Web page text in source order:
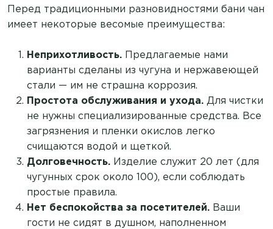
Перед традиционными разновидностями бани чан
имеет некоторые весомые преимущества:
Неприхотливость. Предлагаемые нами
варианты сделаны из чугуна и нержавеющей
стали — им не страшна коррозия.
Простота обслуживания и ухода. Для чистки
не нужны специализированные средства. Все
загрязнения и пленки окислов легко
счищаются водой и щеткой.
Долговечность. Изделие служит 20 лет (для
чугунных срок около 100), если соблюдать
простые правила.
Нет беспокойства за посетителей. Ваши
гости не сидят в душном, наполненном